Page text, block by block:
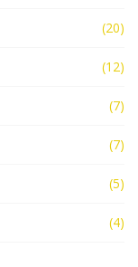
(20)
(12)
(7)
(7)
(5)
(4)